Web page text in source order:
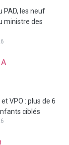
PAD, les neuf
ministre des
VPO : plus de 6
ciblés